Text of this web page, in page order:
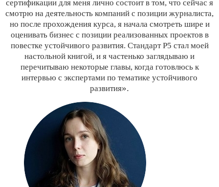
сертификации для меня лично состоит в том, что сейчас я
смотрю на деятельность компаний с позиции журналиста,
но после прохождения курса, я начала смотреть шире и
оценивать бизнес с позиции реализованных проектов в
повестке устойчивого развития. Стандарт P5 стал моей
настольной книгой, и я частенько заглядываю и
перечитываю некоторые главы, когда готовлюсь к
интервью с экспертами по тематике устойчивого
развития».